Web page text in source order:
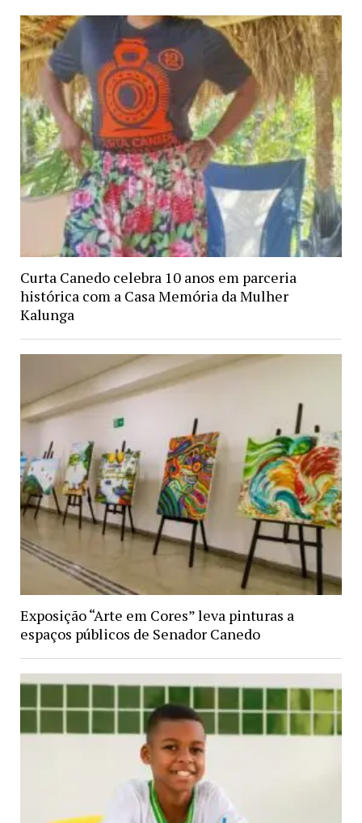
Curta Canedo celebra 10 anos em parceria
histórica com a Casa Memória da Mulher
Kalunga
Exposição “Arte em Cores” leva pinturas a
espaços públicos de Senador Canedo